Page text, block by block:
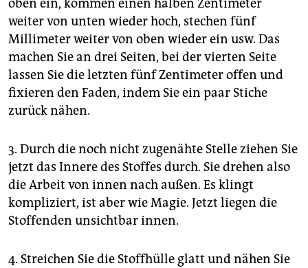
oben ein, kommen einen halben Zentimeter
weiter von unten wieder hoch, stechen fünf
Millimeter weiter von oben wieder ein usw. Das
machen Sie an drei Seiten, bei der vierten Seite
lassen Sie die letzten fünf Zentimeter offen und
fixieren den Faden, indem Sie ein paar Stiche
zurück nähen.
3. Durch die noch nicht zugenähte Stelle ziehen Sie
jetzt das Innere des Stoffes durch. Sie drehen also
die Arbeit von innen nach außen. Es klingt
kompliziert, ist aber wie Magie. Jetzt liegen die
Stoffenden unsichtbar innen.
4. Streichen Sie die Stoffhülle glatt und nähen Sie